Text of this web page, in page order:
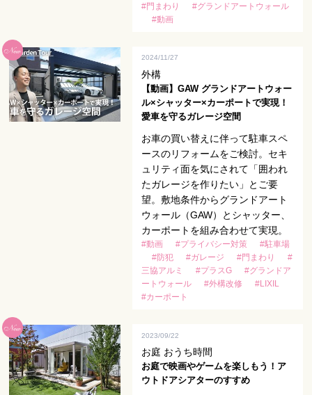
#門まわり
#グランドアートウォール
#動画
2024/11/27
外構
【動画】GAW グランドアートウォー
ル×シャッター×カーポートで実現！
愛車を守るガレージ空間
お車の買い替えに伴って駐車スペ
ースのリフォームをご検討。セキ
ュリティ面を気にされて「囲われ
たガレージを作りたい」とご要
望。敷地条件からグランドアート
ウォール（GAW）とシャッター、
カーポートを組み合わせて実現。
#動画 #プライバシー対策
#駐車場
#防犯
#ガレージ #門まわり
#
三協アルミ
#プラスG
#グランドア
ートウォール
#外構改修
#LIXIL
#カーポート
2023/09/22
お庭 おうち時間
お庭で映画やゲームを楽しもう！ア
ウトドアシアターのすすめ